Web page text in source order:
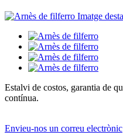
Estalvi de costos, garantia de
contínua.
Envieu-nos un correu electrònic